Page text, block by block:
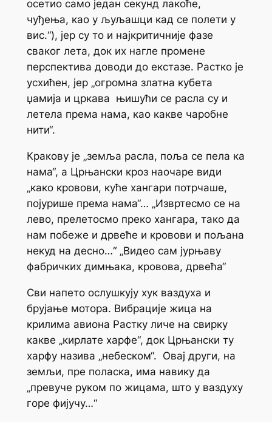
осетио само један секунд лакоће,
чуђења, као у љуљашци кад се полети у
вис.“), јер су то и најкритичније фазе
сваког лета, док их нагле промене
перспектива доводи до екстазе. Растко је
усхићен, јер „огромна златна кубета
џамија и цркава њишући се расла су и
летела према нама, као какве чаробне
нити“.
Кракову је „земља расла, поља се пела ка
нама“, а Црњански кроз наочаре види
„како кровови, куће хангари потрчаше,
појурише према нама“… „Извртесмо се на
лево, прелетосмо преко хангара, тако да
нам побеже и дрвеће и кровови и пољана
некуд на десно…“ „Видео сам јурњаву
фабричких димњака, кровова, дрвећа“
Сви напето ослушкују хук ваздуха и
брујање мотора. Вибрације жица на
крилима авиона Растку личе на свирку
какве „кирлате харфе“, док Црњански ту
харфу назива „небеском“. Овај други, на
земљи, пре поласка, има навику да
„превуче руком по жицама, што у ваздуху
горе фијучу…“